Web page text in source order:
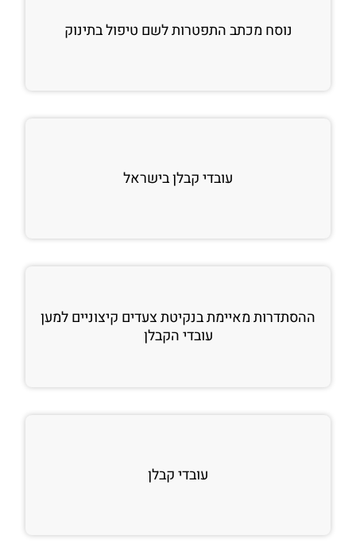
נוסח מכתב התפטרות לשם טיפול בתינוק
עובדי קבלן בישראל
ההסתדרות מאיימת בנקיטת צעדים קיצוניים למען
עובדי הקבלן
עובדי קבלן